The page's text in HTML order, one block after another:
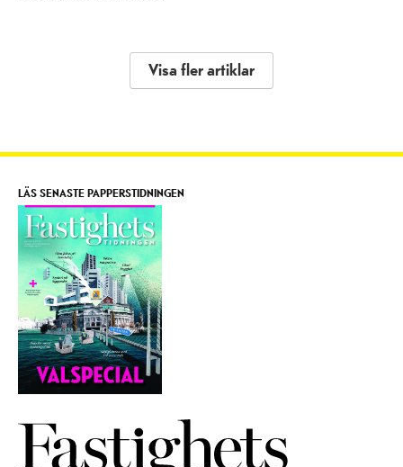
Visa fler artiklar
LÄS SENASTE PAPPERSTIDNINGEN